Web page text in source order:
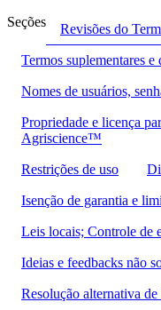
Seções
Revisões do
Termos suplementares e
Nomes de usuários,
Propriedade e licença
Agriscience™
Restrições de uso
Isenção de garantia e
Leis locais; Controle de
Ideias e feedbacks não
Resolução alternativa